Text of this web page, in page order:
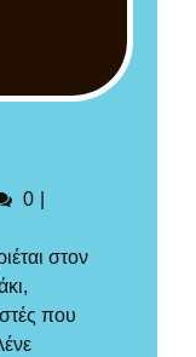
Σχόλια
0
στον
που